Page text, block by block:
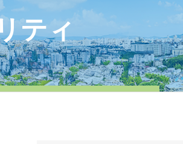
ティ